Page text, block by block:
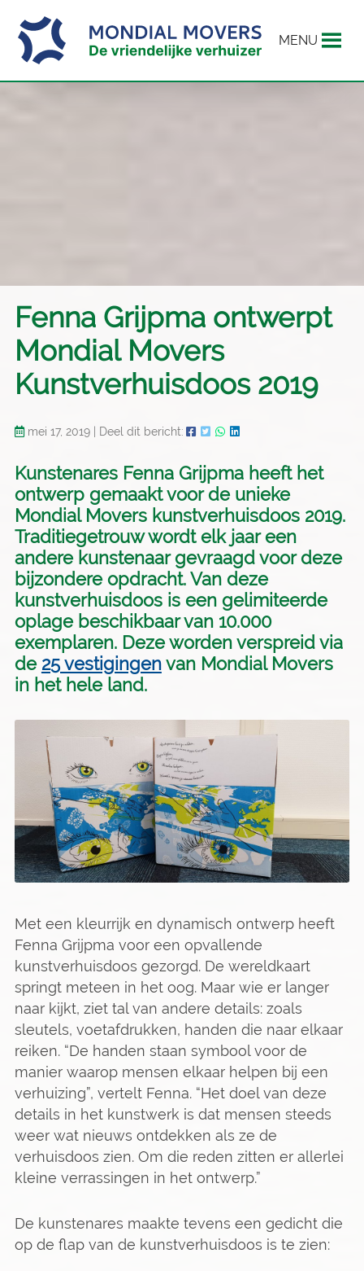
MENU
Fenna Grijpma ontwerpt
Mondial Movers
Kunstverhuisdoos 2019
mei 17, 2019 Deel dit bericht:
Kunstenares Fenna Grijpma heeft het
ontwerp gemaakt voor de unieke
Mondial Movers kunstverhuisdoos 2019.
Traditiegetrouw wordt elk jaar een
andere kunstenaar gevraagd voor deze
bijzondere opdracht. Van deze
kunstverhuisdoos is een gelimiteerde
oplage beschikbaar van 10.000
exemplaren. Deze worden verspreid via
de 25 vestigingenvan Mondial Movers
in het hele land.
Met een kleurrijk en dynamisch ontwerp heeft
Fenna Grijpma voor een opvallende
kunstverhuisdoos gezorgd. De wereldkaart
springt meteen in het oog. Maar wie er langer
naar kijkt, ziet tal van andere details: zoals
sleutels, voetafdrukken, handen die naar elkaar
reiken. “De handen staan symbool voor de
manier waarop mensen elkaar helpen bij een
verhuizing”, vertelt Fenna. “Het doel van deze
details in het kunstwerk is dat mensen steeds
weer wat nieuws ontdekken als ze de
verhuisdoos zien. Om die reden zitten er allerlei
kleine verrassingen in het ontwerp.”
De kunstenares maakte tevens een gedicht die
op de flap van de kunstverhuisdoos is te zien: